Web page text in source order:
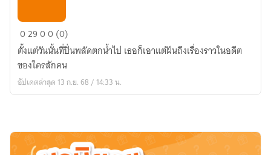
ปิ่น
หยก
02900 (0)
ตั้งแต่วันนั้นที่ปิ่นพลัดตกน้ำไป เธอก็เอาแต่ฝันถึงเรื่องราวในอดีต
ของใครสักคน
อัปเดตล่าสุด 13 ก.ย. 68 / 14:33 น.